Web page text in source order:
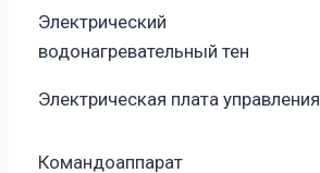
Электрический
водонагревательный тен
Электрическая плата управления
Командоаппарат